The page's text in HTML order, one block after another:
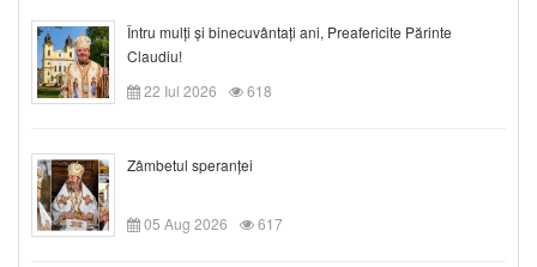
Întru mulți și binecuvântați ani, Preafericite Părinte
Claudiu!
22 Iul 2026
618
Zâmbetul speranței
05 Aug 2026 617